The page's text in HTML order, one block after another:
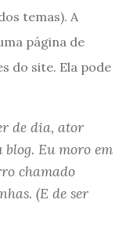
temas). A
página de
do site. Ela pode
de dia, ator
blog. Eu moro em
chamado
(E de ser